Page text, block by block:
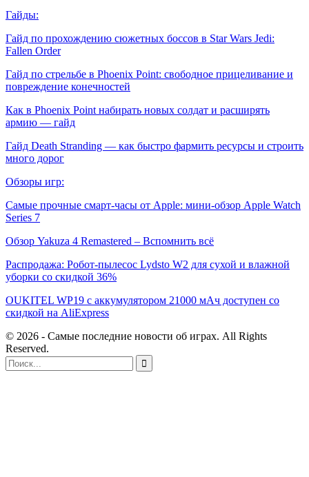
Гайды:
Гайд по прохождению сюжетных боссов в Star Wars Jedi:
Fallen Order
Гайд по стрельбе в Phoenix Point: свободное прицеливание и
повреждение конечностей
Как в Phoenix Point набирать новых солдат и расширять
армию — гайд
Гайд Death Stranding — как быстро фармить ресурсы и строить
много дорог
Обзоры игр:
Самые прочные смарт-часы от Apple: мини-обзор Apple Watch
Series 7
Обзор Yakuza 4 Remastered – Вспомнить всё
Распродажа: Робот-пылесос Lydsto W2 для сухой и влажной
уборки со скидкой 36%
OUKITEL WP19 с аккумулятором 21000 мАч доступен со
скидкой на AliExpress
© 2026 - Самые последние новости об играх. All Rights
Reserved.